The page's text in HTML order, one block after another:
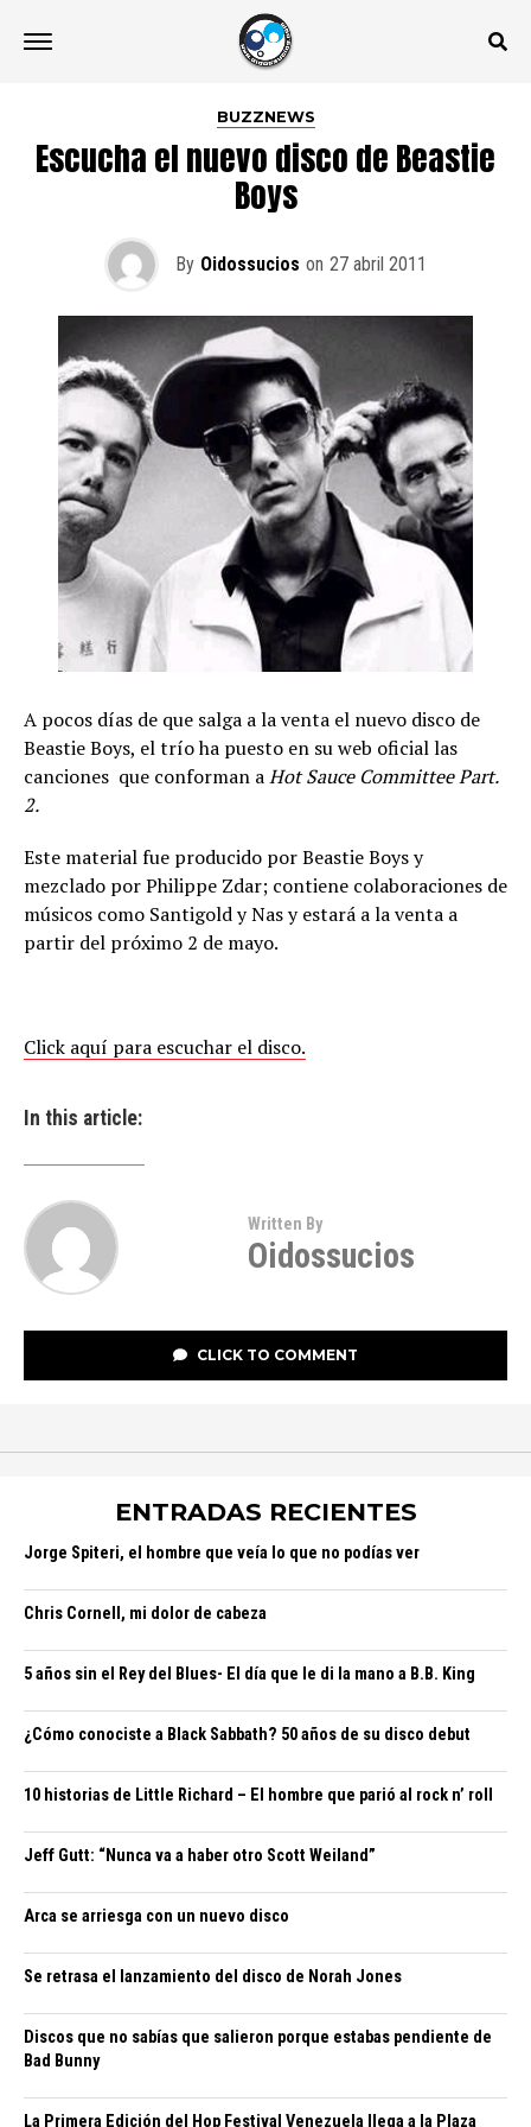
BUZZNEWS
Escucha el nuevo disco de Beastie
Boys
By Oidossucios on 27 abril 2011
A pocos días de que salga a la venta el nuevo disco de
Beastie Boys, el trío ha puesto en su web oficial las
canciones que conforman aHot Sauce Committee Part.
2.
Este material fue producido por Beastie Boys y
mezclado por Philippe Zdar; contiene colaboraciones de
músicos como Santigold y Nas y estará a la venta a
partir del próximo 2 de mayo.
Click aquí para escuchar el disco.
In this article:
Written By
Oidossucios
CLICK TO COMMENT
ENTRADAS RECIENTES
Jorge Spiteri, el hombre que veía lo que no podías ver
Chris Cornell, mi dolor de cabeza
5 años sin el Rey del Blues- El día que le di la mano a B.B. King
¿Cómo conociste a Black Sabbath? 50 años de su disco debut
10 historias de Little Richard – El hombre que parió al rock n’ roll
Jeff Gutt: “Nunca va a haber otro Scott Weiland”
Arca se arriesga con un nuevo disco
Se retrasa el lanzamiento del disco de Norah Jones
Discos que no sabías que salieron porque estabas pendiente de
Bad Bunny
La Primera Edición del Hop Festival Venezuela llega a la Plaza